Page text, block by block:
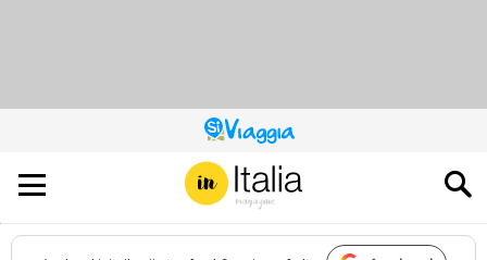
QUESTO
SITO
CONTRIBUISCE
ALL’AUDIENCE
DI